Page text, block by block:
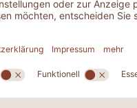
Dank seiner
schnell ein.
Team